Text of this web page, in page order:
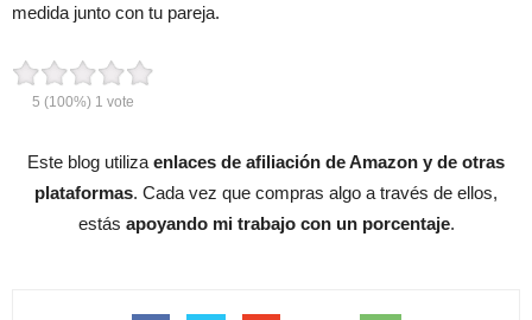
medida junto con tu pareja.
5 (100%) 1 vote
Este blog utiliza enlaces de afiliación de Amazon y de otras
plataformas. Cada vez que compras algo a través de ellos,
estás apoyando mi trabajo con un porcentaje.